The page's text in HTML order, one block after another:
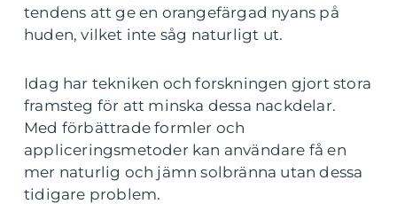
tendens att ge en orangefärgad nyans på
huden, vilket inte såg naturligt ut.
Idag har tekniken och forskningen gjort stora
framsteg för att minska dessa nackdelar.
Med förbättrade formler och
appliceringsmetoder kan användare få en
mer naturlig och jämn solbränna utan dessa
tidigare problem.